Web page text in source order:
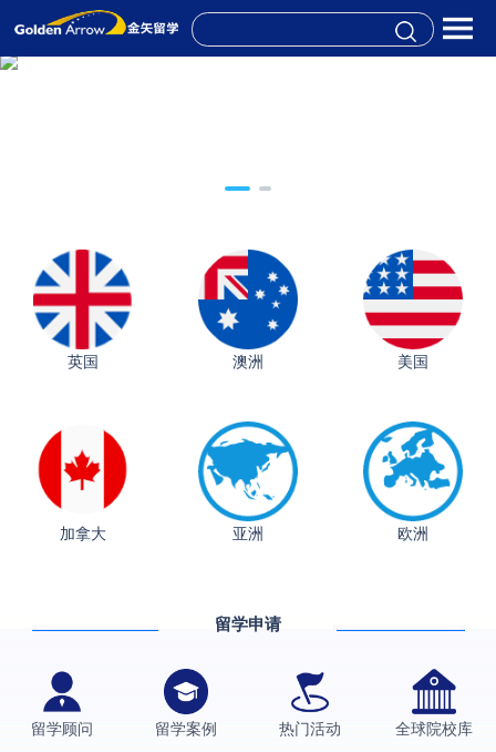
英国 澳洲 美国
加拿大 亚洲 欧洲
留学申请
留学顾问 留学案例 热门活动 全球院校库
从上海财大2+2到谢菲尔德：低均分逆袭QS百强金
伯明翰大学数字媒体与创意产业硕士录取案例
西南财经大学投资学背景，成功斩获英国名校多份